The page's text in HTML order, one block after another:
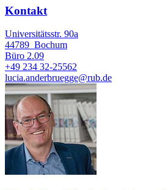
Kontakt
Universitätsstr. 90a
44789 Bochum
Büro 2.09
+49 234 32-25562
lucia.anderbruegge@rub.de